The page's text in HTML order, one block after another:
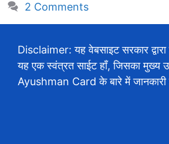
2 Comments
Disclaimer: यह वेबसाइट सरकार द्वारा
यह एक स्वंत्रत साईट हाँ, जिसका मुख्य
Ayushman Card के बारे में जानकारी